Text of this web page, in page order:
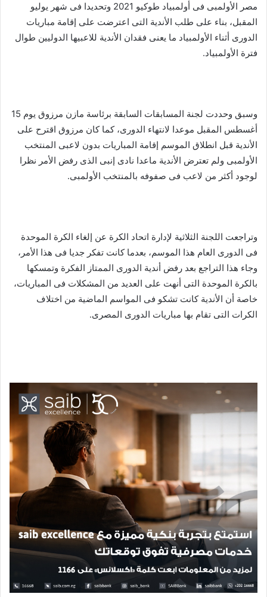
مصر الأولمبى فى أولمبياد طوكيو 2021 وتحديدا فى شهر يوليو
المقبل، بناء على طلب الأندية التى اعترضت على إقامة مباريات
الدورى أثناء الأولمبياد ما يعنى فقدان الأندية للاعبيها الدوليين طوال
فترة الأولمبياد.
وسبق وحددت لجنة المسابقات السابقة برئاسة مازن مرزوق يوم 15
أغسطس المقبل موعدا لانتهاء الدورى، كما كان مرزوق اقترح على
الأندية قبل انطلاق الموسم إقامة المباريات بدون لاعبى المنتخب
الأولمبى ولم تعترض الأندية ماعدا نادى إنبى الذى رفض الأمر نظرا
لوجود أكثر من لاعب فى صفوفه بالمنتخب الأولمبى.
وتراجعت اللجنة الثلاثية لإدارة اتحاد الكرة عن إلغاء الكرة الموحدة
فى الدورى العام هذا الموسم، بعدما كانت تفكر جديا فى هذا الأمر،
وجاء هذا التراجع بعد رفض أندية الدورى الممتاز الفكرة وتمسكها
بالكرة الموحدة التى أنهت على العديد من المشكلات فى المباريات،
خاصة أن الأندية كانت تشكو فى المواسم الماضية من اختلاف
الكرات التى تقام بها مباريات الدورى المصرى.